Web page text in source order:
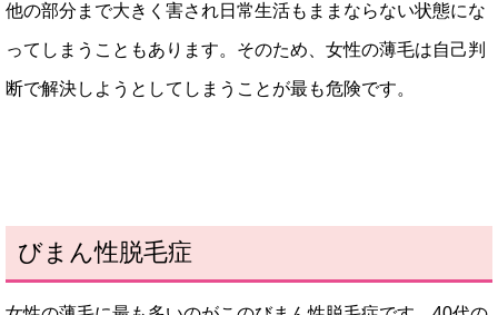
他の部分まで大きく害され日常生活もままならない状態にな
ってしまうこともあります。そのため、女性の薄毛は自己判
断で解決しようとしてしまうことが最も危険です。
びまん性脱毛症